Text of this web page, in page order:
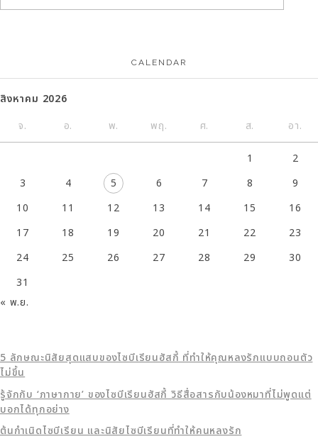
CALENDAR
สิงหาคม 2026
จ.
อ. พ. พฤ. ศ. ส. อา.
1
2
3
4 5 6 7 8
9
10
11 12 13 14 15
16
17
18 19 20 21 22
23
24
25 26 27 28 29
30
31
« พ.ย.
5 ลักษณะนิสัยสุดแสบของไซบีเรียนฮัสกี้ ที่ทำให้คุณหลงรักแบบถอนตัว
ไม่ขึ้น
รู้จักกับ ‘ภาษากาย’ ของไซบีเรียนฮัสกี้ วิธีสื่อสารกับน้องหมาที่ไม่พูดแต่
บอกได้ทุกอย่าง
ต้นกำเนิดไซบีเรียน และนิสัยไซบีเรียนที่ทำให้คนหลงรัก